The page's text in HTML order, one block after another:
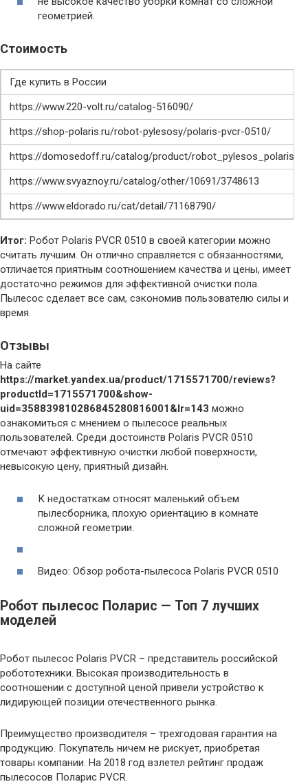
геометрией.
Стоимость
Где купить в России
https://www.220-volt.ru/catalog-516090/
https://shop-polaris.ru/robot-pylesosy/polaris-pvcr-0510/
https://domosedoff.ru/catalog/product/
https://www.svyaznoy.ru/catalog/other/10691/3748613
https://www.eldorado.ru/cat/detail/71168790/
Итог: Робот Polaris PVCR 0510 в своей категории можно
считать лучшим. Он отлично справляется с обязанностями,
отличается приятным соотношением качества и цены, имеет
достаточно режимов для эффективной очистки пола.
Пылесос сделает все сам, сэкономив пользователю силы и
время.
Отзывы
На сайте
https://market.yandex.ua/product/1715571700/reviews?
productId=1715571700&show-
uid=358839810286845280816001&lr=143 можно
ознакомиться с мнением о пылесосе реальных
пользователей. Среди достоинств Polaris PVCR 0510
отмечают эффективную очистки любой поверхности,
невысокую цену, приятный дизайн.
К недостаткам относят маленький объем
пылесборника, плохую ориентацию в комнате
сложной геометрии.
Видео: Обзор робота-пылесоса Polaris PVCR 0510
Робот пылесос Поларис — Топ 7 лучших
моделей
Робот пылесос Polaris PVCR – представитель российской
робототехники. Высокая производительность в
соотношении с доступной ценой привели устройство к
лидирующей позиции отечественного рынка.
Преимущество производителя – трехгодовая гарантия на
продукцию. Покупатель ничем не рискует, приобретая
товары компании. На 2018 год взлетел рейтинг продаж
пылесосов Поларис PVCR.